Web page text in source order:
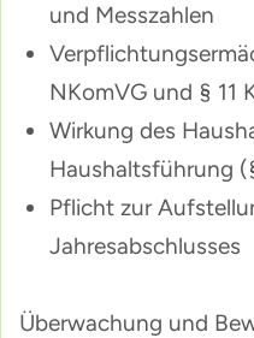
und Messzahlen
NKomVG und § 11
Wirkung des
Haushaltsführung
Pflicht zur
Jahresabschlusses
Überwachung und